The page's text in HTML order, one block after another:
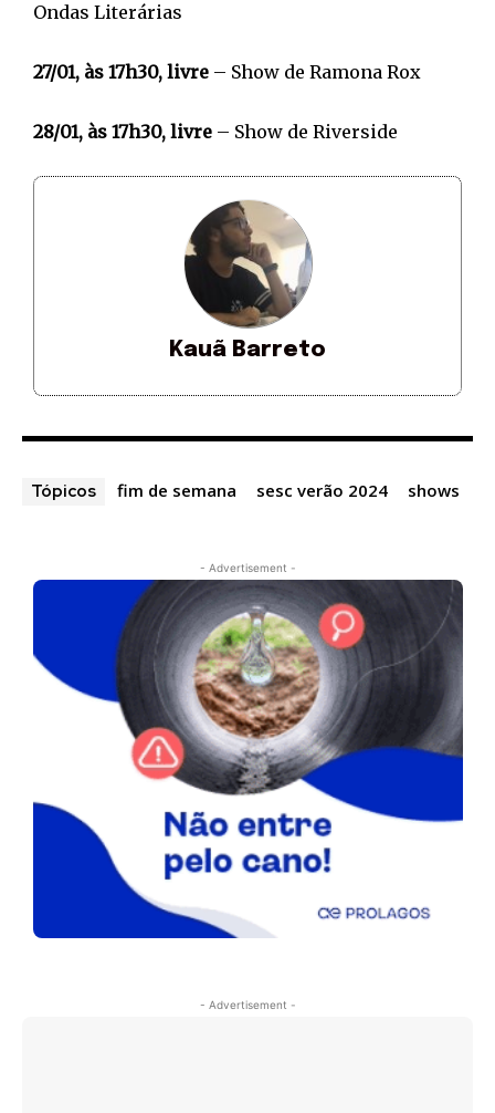
Ondas Literárias
27/01, às 17h30, livre – Show de Ramona Rox
28/01, às 17h30, livre – Show de Riverside
Kauã Barreto
Tópicos fim de semana sesc verão 2024 shows
- Advertisement -
- Advertisement -